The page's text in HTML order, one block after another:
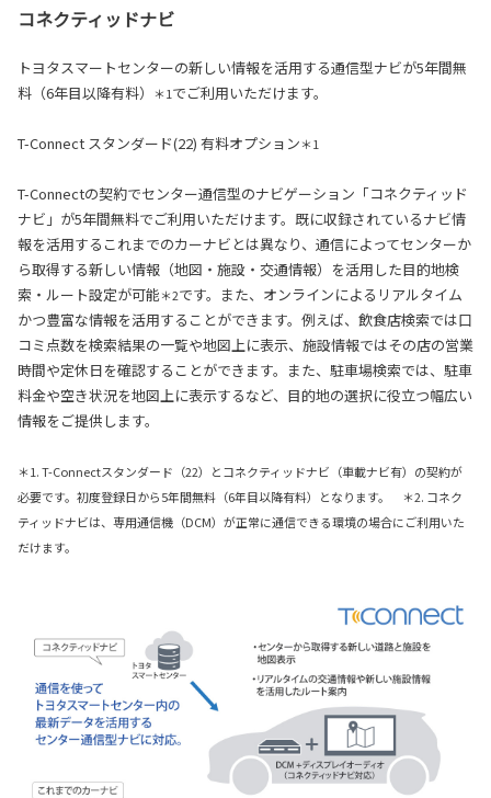
コネクティッドナビ
トヨタスマートセンターの新しい情報を活用する通信型ナビが5年間無
料（6年目以降有料）
＊1でご利用いただけます。
T-Connect スタンダード(22) 有料オプション＊1
T-Connectの契約でセンター通信型のナビゲーション「コネクティッド
ナビ」が5年間無料でご利用いただけます。既に収録されているナビ情
報を活用するこれまでのカーナビとは異なり、通信によってセンターか
ら取得する新しい情報（地図・施設・交通情報）を活用した目的地検
索・ルート設定が可能＊2です。また、オンラインによるリアルタイム
かつ豊富な情報を活用することができます。例えば、飲食店検索では口
コミ点数を検索結果の一覧や地図上に表示、施設情報ではその店の営業
時間や定休日を確認することができます。また、駐車場検索では、駐車
料金や空き状況を地図上に表示するなど、目的地の選択に役立つ幅広い
情報をご提供します。
＊1. T-Connectスタンダード（22）とコネクティッドナビ（車載ナビ有）の契約が
必要です。初度登録日から5年間無料（6年目以降有料）となります。 ＊2. コネク
ティッドナビは、専用通信機（DCM）が正常に通信できる環境の場合にご利用いた
だけます。